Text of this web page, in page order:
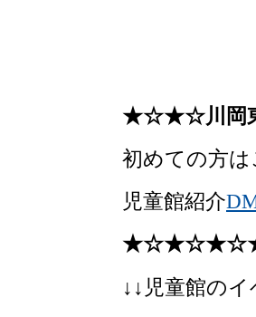
★☆★☆川岡
初めての方
児童館紹介
★☆★☆
↓↓児童館の